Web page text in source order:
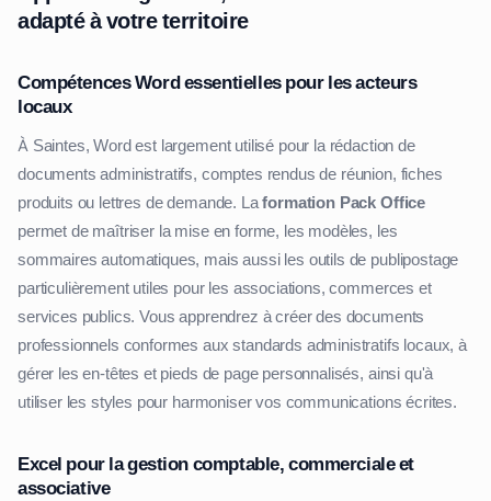
adapté à votre territoire
Compétences Word essentielles pour les acteurs
locaux
À Saintes, Word est largement utilisé pour la rédaction de
documents administratifs, comptes rendus de réunion, fiches
produits ou lettres de demande. Laformation Pack Office
permet de maîtriser la mise en forme, les modèles, les
sommaires automatiques, mais aussi les outils de publipostage
particulièrement utiles pour les associations, commerces et
services publics. Vous apprendrez à créer des documents
professionnels conformes aux standards administratifs locaux, à
gérer les en-têtes et pieds de page personnalisés, ainsi qu'à
utiliser les styles pour harmoniser vos communications écrites.
Excel pour la gestion comptable, commerciale et
associative